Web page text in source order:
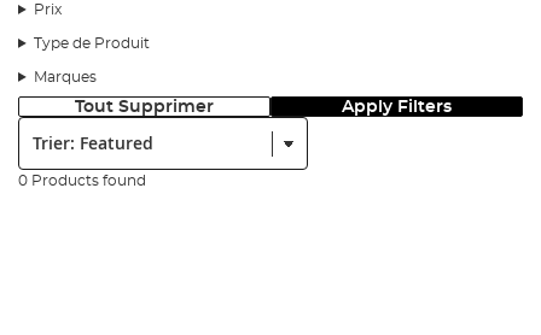
Prix
Type de Produit
Marques
Tout Supprimer Apply Filters
0 Products found